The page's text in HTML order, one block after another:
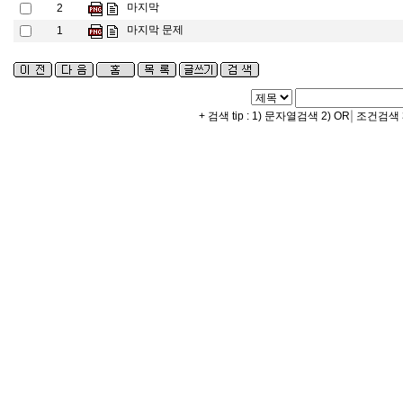
2
마지막
1
마지막 문제
+ 검색 tip : 1) 문자열검색 2) OR| 조건검색